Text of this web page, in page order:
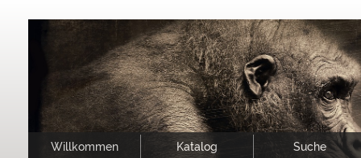
Willkommen Katalog Suche